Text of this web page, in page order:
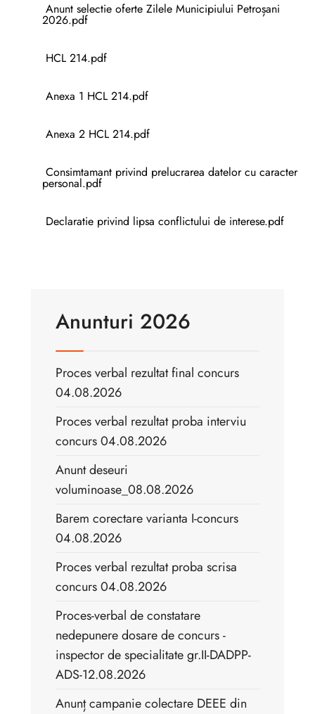
Anunt selectie oferte Zilele Municipiului Petroșani
2026.pdf
HCL 214.pdf
Anexa 1 HCL 214.pdf
Anexa 2 HCL 214.pdf
Consimtamant privind prelucrarea datelor cu caracter
personal.pdf
Declaratie privind lipsa conflictului de interese.pdf
Anunturi 2026
Proces verbal rezultat final concurs
04.08.2026
Proces verbal rezultat proba interviu
concurs 04.08.2026
Anunt deseuri
voluminoase_08.08.2026
Barem corectare varianta I-concurs
04.08.2026
Proces verbal rezultat proba scrisa
concurs 04.08.2026
Proces-verbal de constatare
nedepunere dosare de concurs -
inspector de specialitate gr.II-DADPP-
ADS-12.08.2026
Anunț campanie colectare DEEE din